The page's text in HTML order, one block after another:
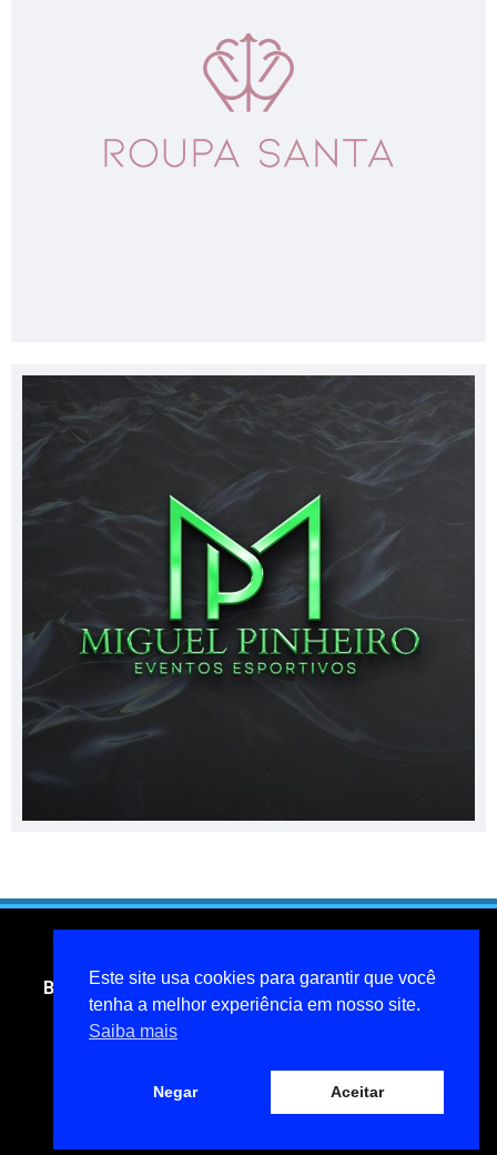
Blog do jornalista Miguel Pinheiro- todos os direitos
reservados
miguelpinheiroarcanjo@hotmail.com
Política de privacidade
Este site usa cookies para garantir que você
tenha a melhor experiência em nosso site.
Saiba mais
Negar Aceitar